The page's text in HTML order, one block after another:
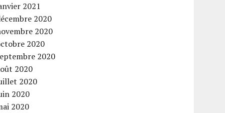
2021
2020
2020
2020
2020
2020
2020
2020
2020